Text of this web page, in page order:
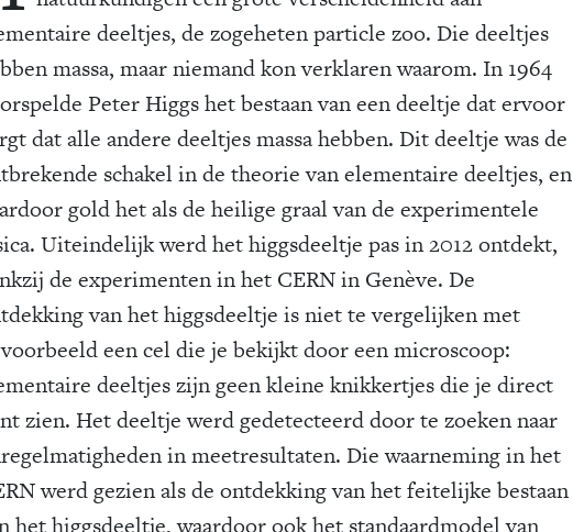
deeltjes, de zogeheten particle zoo. Die deeltjes
massa, maar niemand kon verklaren waarom. In 1964
Peter Higgs het bestaan van een deeltje dat ervoor
dat alle andere deeltjes massa hebben. Dit deeltje was de
schakel in de theorie van elementaire deeltjes, en
gold het als de heilige graal van de experimentele
Uiteindelijk werd het higgsdeeltje pas in 2012 ontdekt,
de experimenten in het CERN in Genève. De
van het higgsdeeltje is niet te vergelijken met
een cel die je bekijkt door een microscoop:
deeltjes zijn geen kleine knikkertjes die je direct
zien. Het deeltje werd gedetecteerd door te zoeken naar
in meetresultaten. Die waarneming in het
werd gezien als de ontdekking van het feitelijke bestaan
het higgsdeeltje, waardoor ook het standaardmodel van